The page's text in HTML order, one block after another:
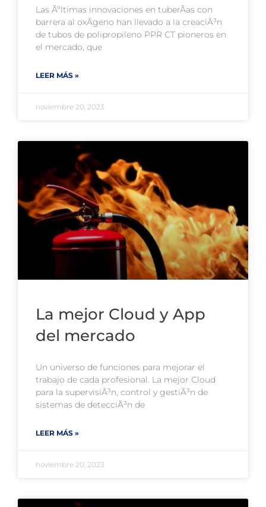
Las Ãºltimas innovaciones en tuberÃ­as con
barrera al oxÃ­geno han llevado a la creaciÃ³n
de tubos de polipropileno PPR CT pioneros en
el mercado, que
LEER MÁS »
noviembre 20, 2023
La mejor Cloud y App
del mercado
Un universo de funciones para mejorar el
trabajo de cada profesional. La mejor Cloud
para la supervisiÃ³n, control y gestiÃ³n de
sistemas de detecciÃ³n de
LEER MÁS »
noviembre 20, 2023